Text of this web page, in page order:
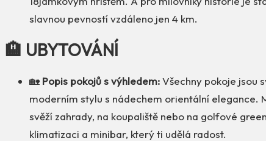
slavnou pevností vzdáleno jen 4 km.
🏨 UBYTOVÁNÍ
🏡 Popis pokojů s výhledem:Všechny pokoje jsou
moderním stylu s nádechem orientální elegance.
svěží zahrady, na koupaliště nebo na golfové
klimatizaci a minibar, který ti udělá radost.